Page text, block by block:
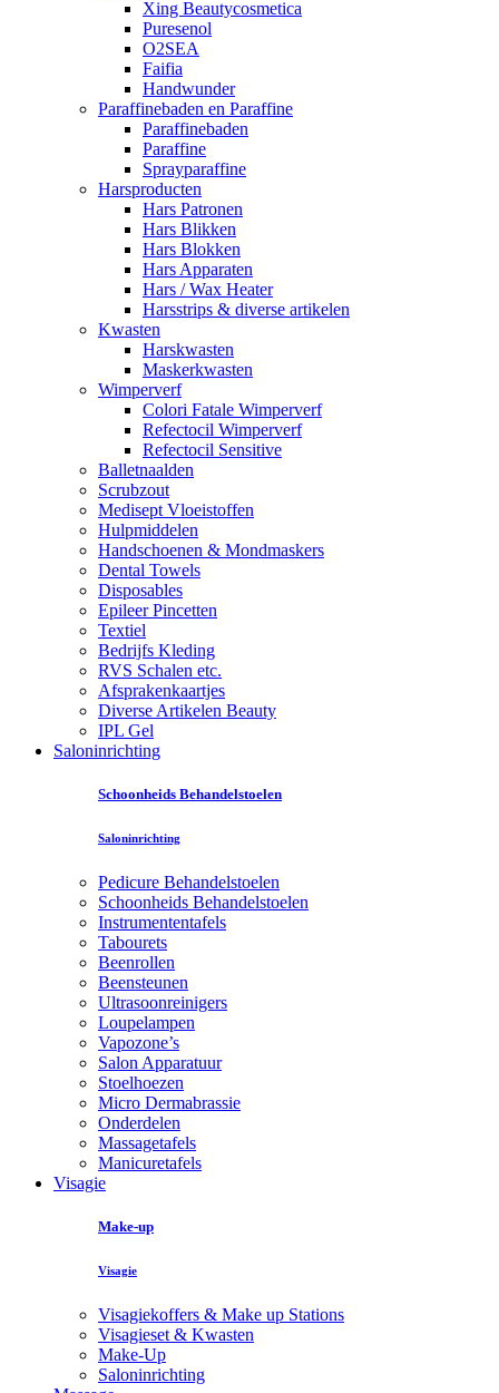
Xing Beautycosmetica
Puresenol
O2SEA
Faifia
Handwunder
Paraffinebaden en Paraffine
Paraffinebaden
Paraffine
Sprayparaffine
Harsproducten
Hars Patronen
Hars Blikken
Hars Blokken
Hars Apparaten
Hars / Wax Heater
Harsstrips & diverse artikelen
Kwasten
Harskwasten
Maskerkwasten
Wimperverf
Colori Fatale Wimperverf
Refectocil Wimperverf
Refectocil Sensitive
Balletnaalden
Scrubzout
Medisept Vloeistoffen
Hulpmiddelen
Handschoenen & Mondmaskers
Dental Towels
Disposables
Epileer Pincetten
Textiel
Bedrijfs Kleding
RVS Schalen etc.
Afsprakenkaartjes
Diverse Artikelen Beauty
IPL Gel
Saloninrichting
Schoonheids Behandelstoelen
Saloninrichting
Pedicure Behandelstoelen
Schoonheids Behandelstoelen
Instrumententafels
Tabourets
Beenrollen
Beensteunen
Ultrasoonreinigers
Loupelampen
Vapozone’s
Salon Apparatuur
Stoelhoezen
Micro Dermabrassie
Onderdelen
Massagetafels
Manicuretafels
Visagie
Make-up
Visagie
Visagiekoffers & Make up Stations
Visagieset & Kwasten
Make-Up
Saloninrichting